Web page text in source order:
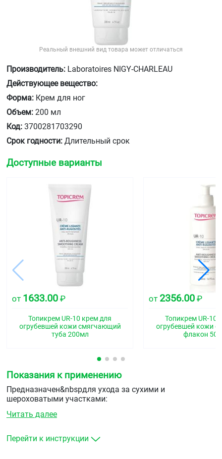
Реальный внешний вид товара может отличаться
Производитель: Laboratoires NIGY-CHARLEAU
Действующее вещество:
Форма: Крем для ног
Объем: 200 мл
Код: 3700281703290
Срок годности: Длительный срок
Доступные варианты
от 1633.00 ₽
Топикрем UR-10 крем для
огрубевшей кожи смягчающий
туба 200мл
от 2356.00 ₽
Топикрем UR-10
огрубевшей кожи
флакон
Показания к применению
Предназначен&nbspдля ухода за сухими и
шероховатыми участками:
Увлажняет и питает.
Убирает чувство стянутости и восстанавливает
защитную липидную пленку.
Читать далее
Перейти к инструкции